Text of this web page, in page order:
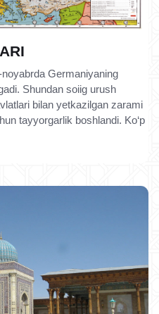
Germaniyaning
Shundan soiig urush
bilan yetkazilgan zarami
tayyorgarlik boshlandi. Ko‘p